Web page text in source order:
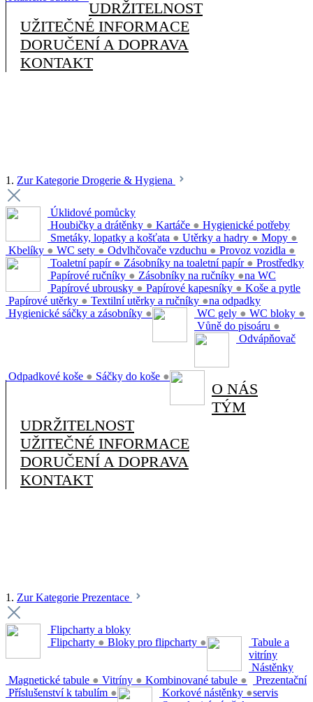
UDRŽITELNOST
UŽITEČNÉ INFORMACE
DORUČENÍ A DOPRAVA
KONTAKT
1. Zur Kategorie Drogerie & Hygiena
Úklidové pomůcky
Houbičky a drátěnky ● Kartáče ●
Smetáky, lopatky a košťata ● Utěrky a hadry ● Mopy ●
Kbelíky ● WC sety ● Odvlhčovače vzduchu ● Provoz vozidla ●
Hygienické potřeby
Toaletní papír ● Zásobníky na toaletní papír ●
Papírové ručníky ● Zásobníky na ručníky ●
Papírové ubrousky ● Papírové kapesníky ●
Papírové utěrky ● Textilní utěrky a ručníky ●
Hygienické sáčky a zásobníky ●
Prostředky
na WC
WC gely ● WC bloky ●
Vůně do pisoáru ●
Koše a pytle
na odpadky
Odpadkové koše ● Sáčky do koše ●
Odvápňovač
O NÁS
TÝM
UDRŽITELNOST
UŽITEČNÉ INFORMACE
DORUČENÍ A DOPRAVA
KONTAKT
1. Zur Kategorie Prezentace
Flipcharty a bloky
Flipcharty ● Bloky pro flipcharty ●
Tabule a
vitríny
Magnetické tabule ● Vitríny ● Kombinované tabule ●
Příslušenství k tabulím ●
Nástěnky
Korkové nástěnky ●
Prezentační
servis